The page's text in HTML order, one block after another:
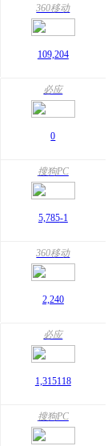
360移动
109,204
必应
0
搜狗PC
5,785-1
360移动
2,240
必应
1,315118
搜狗PC